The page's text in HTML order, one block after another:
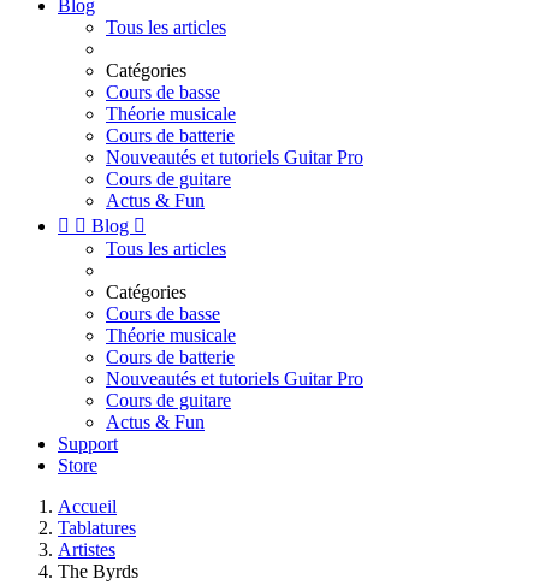
Blog
Tous les articles
Catégories
Cours de basse
Théorie musicale
Cours de batterie
Nouveautés et tutoriels Guitar Pro
Cours de guitare
Actus & Fun
  Blog 
Tous les articles
Catégories
Cours de basse
Théorie musicale
Cours de batterie
Nouveautés et tutoriels Guitar Pro
Cours de guitare
Actus & Fun
Support
Store
Accueil
Tablatures
Artistes
The Byrds